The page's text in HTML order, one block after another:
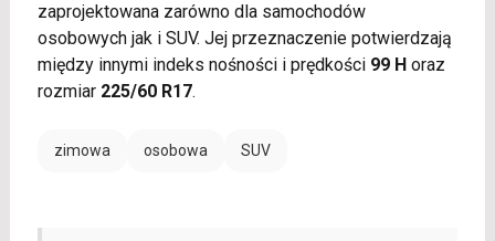
zaprojektowana zarówno dla samochodów
osobowych jak i SUV. Jej przeznaczenie potwierdzają
między innymi indeks nośności i prędkości 99 Horaz
rozmiar 225/60 R17.
zimowa osobowa SUV